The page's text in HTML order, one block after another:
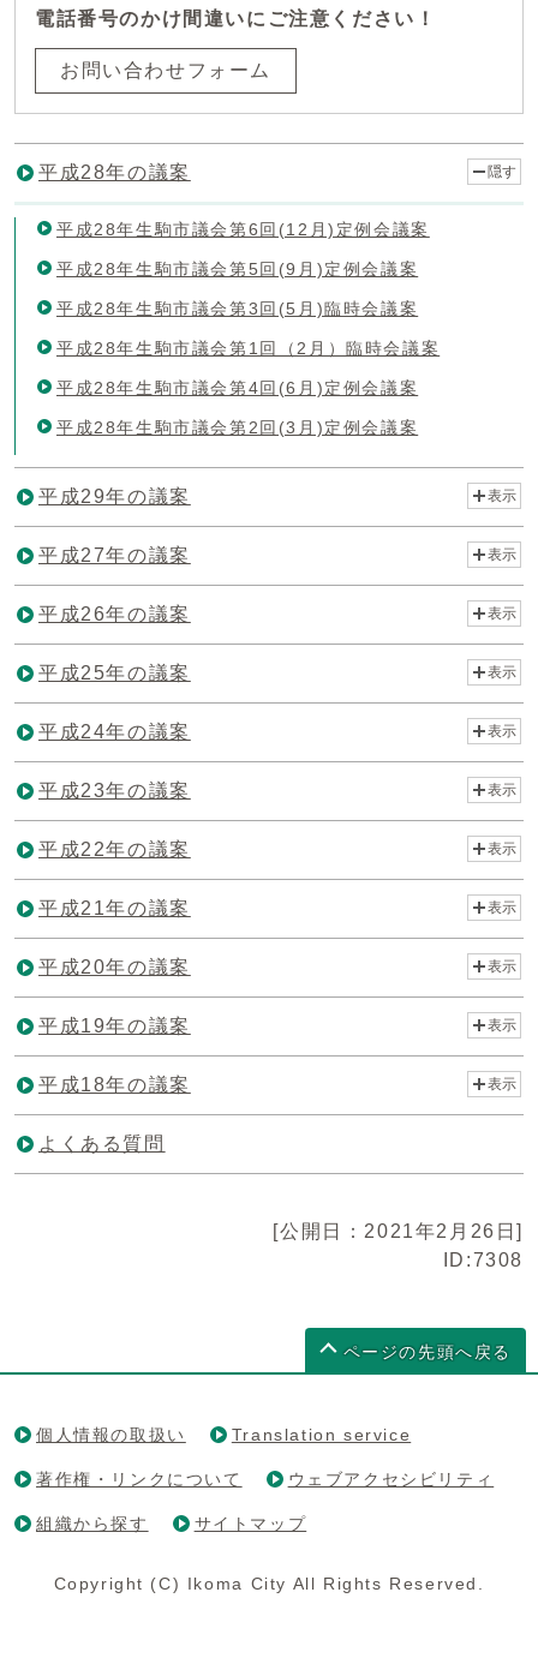
電話番号のかけ間違いにご注意ください！
お問い合わせフォーム
平成28年の議案 隠す
平成28年生駒市議会第6回(12月)定例会議案
平成28年生駒市議会第5回(9月)定例会議案
平成28年生駒市議会第3回(5月)臨時会議案
平成28年生駒市議会第1回（2月）臨時会議案
平成28年生駒市議会第4回(6月)定例会議案
平成28年生駒市議会第2回(3月)定例会議案
平成29年の議案 表示
平成27年の議案 表示
平成26年の議案 表示
平成25年の議案 表示
平成24年の議案 表示
平成23年の議案 表示
平成22年の議案 表示
平成21年の議案 表示
平成20年の議案 表示
平成19年の議案 表示
平成18年の議案 表示
よくある質問
[公開日：2021年2月26日]
ID:7308
ページの先頭へ戻る
個人情報の取扱い Translation service
著作権・リンクについて ウェブアクセシビリティ
組織から探す サイトマップ
Copyright (C) Ikoma City All Rights Reserved.